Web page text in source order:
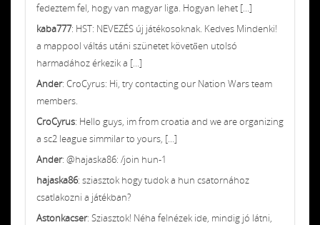
fedeztem fel, hogy van magyar liga. Hogyan lehet [...]
kaba777: HST: NEVEZÉS új játékosoknak. Kedves Mindenki!
a mappool váltás utáni szünetet követően utolsó
harmadához érkezik a [...]
Ander: CroCyrus: Hi, try contacting our Nation Wars team
members.
CroCyrus: Hello guys, im from croatia and we are organizing
a sc2 league simmilar to yours, [...]
Ander: @hajaska86: /join hun-1
hajaska86: sziasztok hogy tudok a hun csatornához
csatlakozni a játékban?
Astonkacser: Sziasztok! Néha felnézek ide, mindig jó látni,